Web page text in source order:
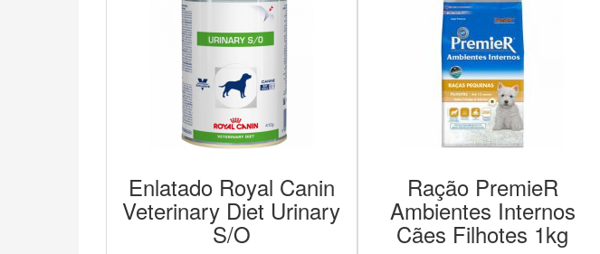
Enlatado Royal Canin
Veterinary Diet Urinary
S/O
Ração PremieR
Ambientes Internos
Cães Filhotes 1kg